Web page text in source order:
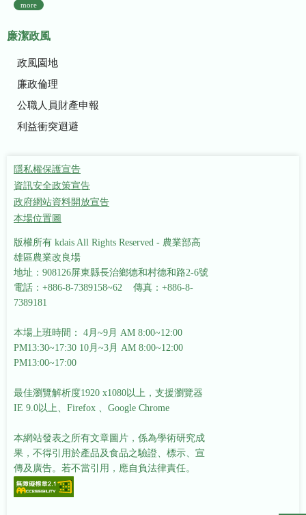
more
廉潔政風
政風園地
廉政倫理
公職人員財產申報
利益衝突迴避
隱私權保護宣告
資訊安全政策宣告
政府網站資料開放宣告
本場位置圖
版權所有 kdais All Rights Reserved - 農業部高
雄區農業改良場
地址：908126屏東縣長治鄉德和村德和路2-6號
電話：+886-8-7389158~62 傳真：+886-8-
7389181
本場上班時間： 4月~9月 AM 8:00~12:00
PM13:30~17:30 10月~3月 AM 8:00~12:00
PM13:00~17:00
最佳瀏覽解析度1920 x1080以上，支援瀏覽器
IE 9.0以上、Firefox 、Google Chrome
本網站發表之所有文章圖片，係為學術研究成
果，不得引用於產品及食品之驗證、標示、宣
傳及廣告。若不當引用，應自負法律責任。